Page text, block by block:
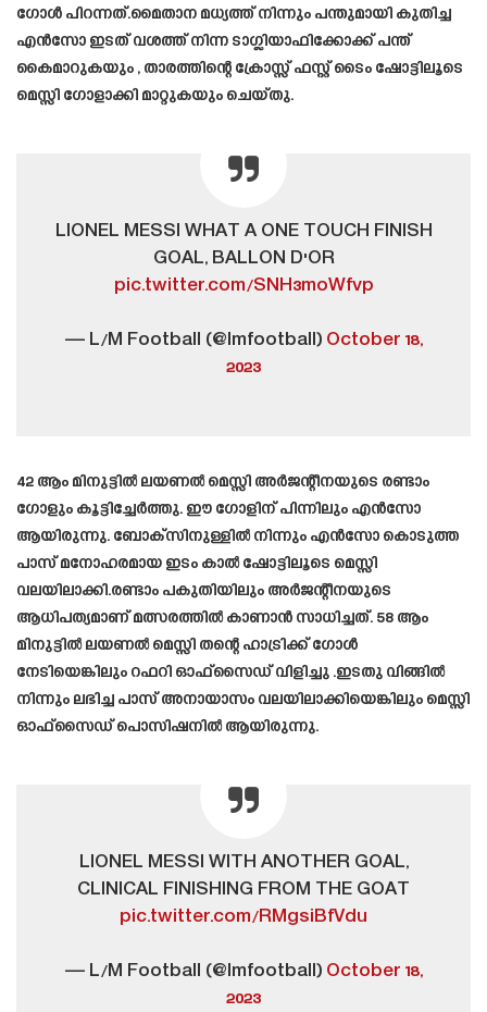
ഗോൾ പിറന്നത്.മൈതാന മധ്യത്ത് നിന്നും പന്തുമായി കുതിച്ച
എൻസോ ഇടത് വശത്ത് നിന്ന ടാഗ്ലിയാഫിക്കോക്ക് പന്ത്
കൈമാറുകയും , താരത്തിന്റെ ക്രോസ്സ് ഫസ്റ്റ് ടൈം ഷോട്ടിലൂടെ
മെസ്സി ഗോളാക്കി മാറ്റുകയും ചെയ്തു.
LIONEL MESSI WHAT A ONE TOUCH FINISH
GOAL, BALLON D'OR
pic.twitter.com/SNH3moWfvp
— L/M Football (@lmfootbalI) October 18,
2023
42 ആം മിനുട്ടിൽ ലയണൽ മെസ്സി അർജന്റീനയുടെ രണ്ടാം
ഗോളും കൂട്ടിച്ചേർത്തു. ഈ ഗോളിന് പിന്നിലും എൻസോ
ആയിരുന്നു. ബോക്സിനുള്ളിൽ നിന്നും എൻസോ കൊടുത്ത
പാസ് മനോഹരമായ ഇടം കാൽ ഷോട്ടിലൂടെ മെസ്സി
വലയിലാക്കി.രണ്ടാം പകുതിയിലും അർജന്റീനയുടെ
ആധിപത്യമാണ് മത്സരത്തിൽ കാണാൻ സാധിച്ചത്. 58 ആം
മിനുട്ടിൽ ലയണൽ മെസ്സി തന്റെ ഹാട്രിക്ക് ഗോൾ
നേടിയെങ്കിലും റഫറി ഓഫ്‌സൈഡ് വിളിച്ചു .ഇടതു വിങ്ങിൽ
നിന്നും ലഭിച്ച പാസ് അനായാസം വലയിലാക്കിയെങ്കിലും മെസ്സി
ഓഫ്‌സൈഡ് പൊസിഷനിൽ ആയിരുന്നു.
LIONEL MESSI WITH ANOTHER GOAL,
CLINICAL FINISHING FROM THE GOAT
pic.twitter.com/RMgsiBfVdu
— L/M Football (@lmfootbalI) October 18,
2023